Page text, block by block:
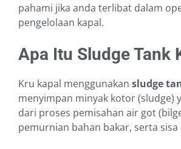
pahami jika anda terlibat dalam
pengelolaan kapal.
Apa Itu Sludge Tank
Kru kapal menggunakan sludge
menyimpan minyak kotor (sludge)
dari proses pemisahan air got
pemurnian bahan bakar, serta